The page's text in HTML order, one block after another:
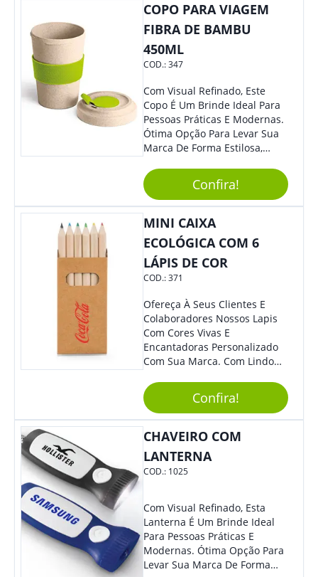
COPO PARA VIAGEM
FIBRA DE BAMBU
450ML
COD.:347
Com Visual Refinado, Este
Copo É Um Brinde Ideal Para
Pessoas Práticas E Modernas.
Ótima Opção Para Levar Sua
Marca De Forma Estilosa,
Empresa Em Eventos,
Reuniões Corporativas Ou Até
Mesmo Para Presentear
Colaboradores.
Confira!
MINI CAIXA
ECOLÓGICA COM 6
LÁPIS DE COR
COD.:371
Ofereça À Seus Clientes E
Colaboradores Nossos Lapis
Com Cores Vivas E
Encantadoras Personalizado
Com Sua Marca. Com Lindo
Para Diversas Ocasiões.
Perfeito, Não É?!
Confira!
CHAVEIRO COM
LANTERNA
COD.: 1025
Com Visual Refinado, Esta
Lanterna É Um Brinde Ideal
Para Pessoas Práticas E
Modernas. Ótima Opção Para
Levar Sua Marca De Forma